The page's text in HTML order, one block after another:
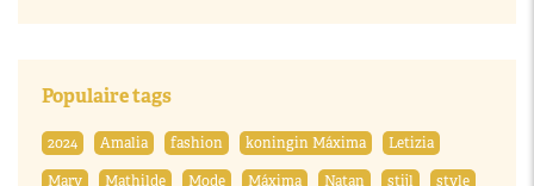
Populaire tags
2024 Amalia fashion koningin Máxima
Letizia
Mary
Mathilde Mode Máxima Natan stijl style